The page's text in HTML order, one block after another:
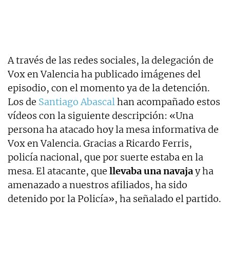
A través de las redes sociales, la delegación de
Vox en Valencia ha publicado imágenes del
episodio, con el momento ya de la detención.
Los de Santiago Abascalhan acompañado estos
vídeos con la siguiente descripción: «Una
persona ha atacado hoy la mesa informativa de
Vox en Valencia. Gracias a Ricardo Ferris,
policía nacional, que por suerte estaba en la
mesa. El atacante, que llevaba una navajay ha
amenazado a nuestros afiliados, ha sido
detenido por la Policía», ha señalado el partido.